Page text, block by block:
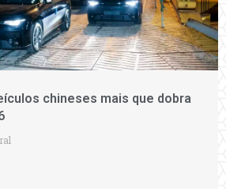
chineses mais que dobra